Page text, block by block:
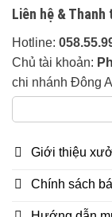
–
–
–
–
Cam Kết của
Liên hệ & Thanh
Hotline:
Chủ tài khoản:
chi nhánh Đông
Giới thiệu
Chính sách